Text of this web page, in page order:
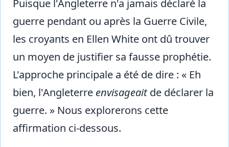
Puisque l'Angleterre n'a jamais déclaré la
guerre pendant ou après la Guerre Civile,
les croyants en Ellen White ont dû trouver
un moyen de justifier sa fausse prophétie.
L'approche principale a été de dire : « Eh
bien, l'Angleterre envisageaitde déclarer la
guerre. » Nous explorerons cette
affirmation ci-dessous.